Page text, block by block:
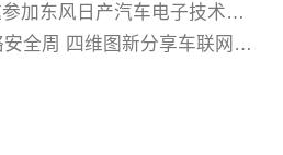
加东风日产汽车电子技术展
享车联网数